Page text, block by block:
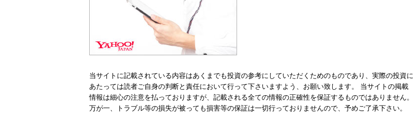
当サイトに記載されている内容はあくまでも投資の参考にしていただくためのものであり、実際の投資に
あたっては読者ご自身の判断と責任において行って下さいますよう、お願い致します。 当サイトの掲載
情報は細心の注意を払っておりますが、記載される全ての情報の正確性を保証するものではありません。
万が一、トラブル等の損失が被っても損害等の保証は一切行っておりませんので、予めご了承下さい。